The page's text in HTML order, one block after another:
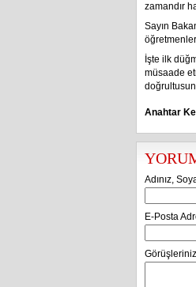
zamandır
Sayın
İşte ilk
müsaade
Anahtar
Adınız,
E-Posta
Görüşleriniz